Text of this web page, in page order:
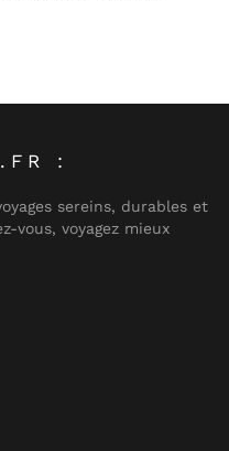
:
sereins, durables et
vous, voyagez mieux